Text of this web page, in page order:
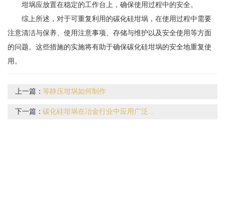
坩埚应放置在稳定的工作台上，确保使用过程中的安全。
综上所述，对于可重复利用的碳化硅坩埚，在使用过程中需要
注意清洁与保养、使用注意事项、存储与维护以及安全使用等方面
的问题。这些措施的实施将有助于确保碳化硅坩埚的安全地重复使
用。
上一篇：等静压坩埚如何制作
下一篇：碳化硅坩埚在冶金行业中应用广泛...